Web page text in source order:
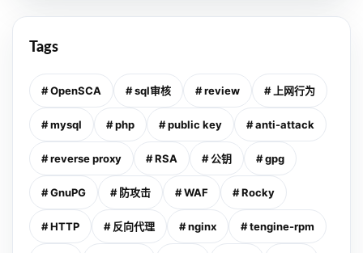
Tags
# OpenSCA # sql审核 # review # 上网行为
# mysql # php # public key # anti-attack
# reverse proxy # RSA # 公钥 # gpg
# GnuPG # 防攻击 # WAF # Rocky
# HTTP # 反向代理 # nginx # tengine-rpm